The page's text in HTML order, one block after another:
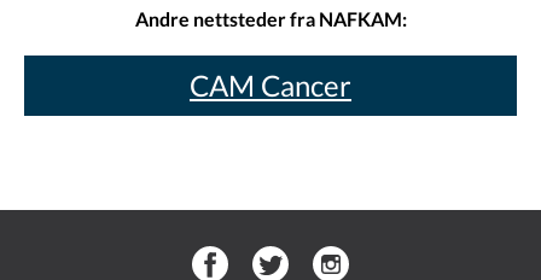
Andre nettsteder fra NAFKAM:
CAM Cancer